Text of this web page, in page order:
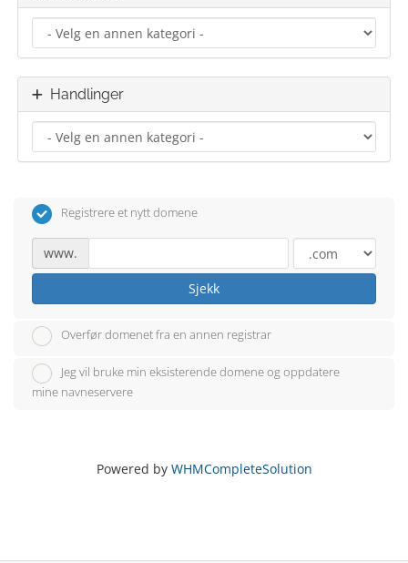
Handlinger
Registrere et nytt domene
www.
Sjekk
Overfør domenet fra en annen registrar
Jeg vil bruke min eksisterende domene og oppdatere
mine navneservere
Powered by WHMCompleteSolution